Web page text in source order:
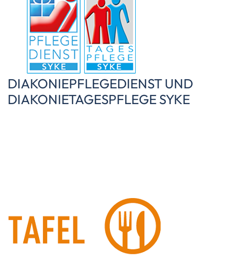
DIAKONIEPFLEGEDIENST UND
DIAKONIETAGESPFLEGE SYKE